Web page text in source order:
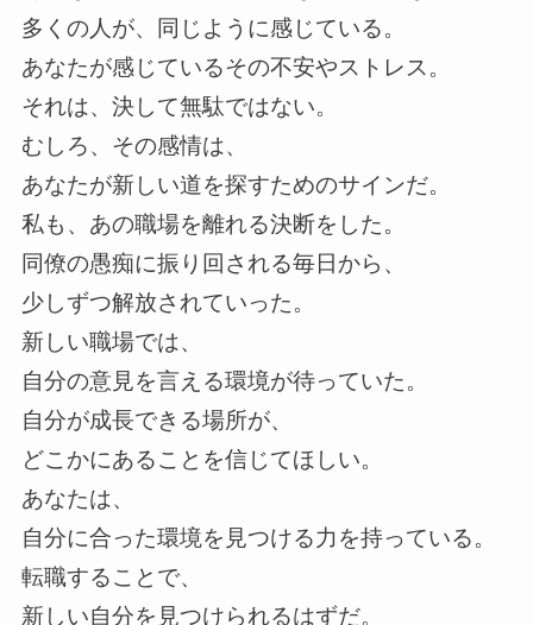
多くの人が、同じように感じている。
あなたが感じているその不安やストレス。
それは、決して無駄ではない。
むしろ、その感情は、
あなたが新しい道を探すためのサインだ。
私も、あの職場を離れる決断をした。
同僚の愚痴に振り回される毎日から、
少しずつ解放されていった。
新しい職場では、
自分の意見を言える環境が待っていた。
自分が成長できる場所が、
どこかにあることを信じてほしい。
あなたは、
自分に合った環境を見つける力を持っている。
転職することで、
新しい自分を見つけられるはずだ。